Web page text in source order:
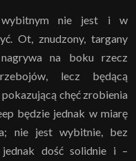
wybitnym nie jest i w
Ot, znudzony, targany
na boku rzecz
lecz będącą
chęć zrobienia
będzie jednak w miarę
nie jest wybitnie, bez
dość solidnie i –